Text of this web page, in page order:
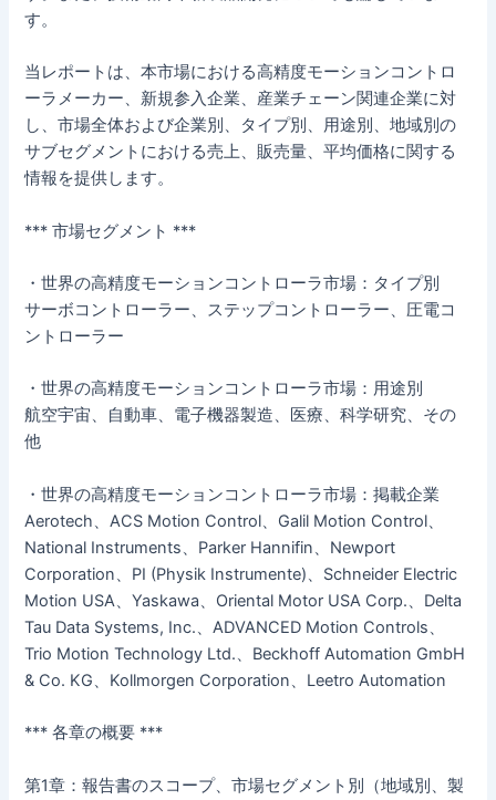
す。
当レポートは、本市場における高精度モーションコントロ
ーラメーカー、新規参入企業、産業チェーン関連企業に対
し、市場全体および企業別、タイプ別、用途別、地域別の
サブセグメントにおける売上、販売量、平均価格に関する
情報を提供します。
*** 市場セグメント ***
・世界の高精度モーションコントローラ市場：タイプ別
サーボコントローラー、ステップコントローラー、圧電コ
ントローラー
・世界の高精度モーションコントローラ市場：用途別
航空宇宙、自動車、電子機器製造、医療、科学研究、その
他
・世界の高精度モーションコントローラ市場：掲載企業
Aerotech、ACS Motion Control、Galil Motion Control、
National Instruments、Parker Hannifin、Newport
Corporation、PI (Physik Instrumente)、Schneider Electric
Motion USA、Yaskawa、Oriental Motor USA Corp.、Delta
Tau Data Systems, Inc.、ADVANCED Motion Controls、
Trio Motion Technology Ltd.、Beckhoff Automation GmbH
& Co. KG、Kollmorgen Corporation、Leetro Automation
*** 各章の概要 ***
第1章：報告書のスコープ、市場セグメント別（地域別、製